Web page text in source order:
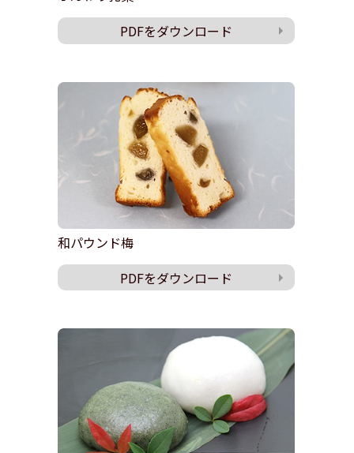
PDFをダウンロード
和パウンド梅
PDFをダウンロード